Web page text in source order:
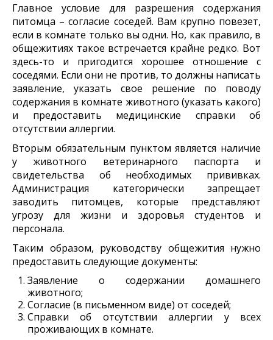
Главное условие для разрешения содержания
питомца – согласие соседей. Вам крупно повезет,
если в комнате только вы одни. Но, как правило, в
общежитиях такое встречается крайне редко. Вот
здесь-то и пригодится хорошее отношение с
соседями. Если они не против, то должны написать
заявление, указать свое решение по поводу
содержания в комнате животного (указать какого)
и предоставить медицинские справки об
отсутствии аллергии.
Вторым обязательным пунктом является наличие
у животного ветеринарного паспорта и
свидетельства об необходимых прививках.
Администрация категорически запрещает
заводить питомцев, которые представляют
угрозу для жизни и здоровья студентов и
персонала.
Таким образом, руководству общежития нужно
предоставить следующие документы:
Заявление о содержании домашнего
животного;
Согласие (в письменном виде) от соседей;
Справки об отсутствии аллергии у всех
проживающих в комнате.